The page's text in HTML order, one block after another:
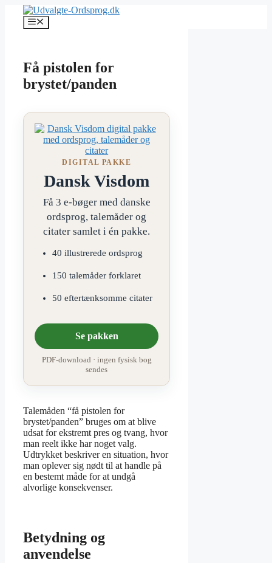
indhold
Menu
Få pistolen for
brystet/panden
DIGITAL PAKKE
Dansk Visdom
Få 3 e-bøger med danske
ordsprog, talemåder og
citater samlet i én pakke.
40 illustrerede ordsprog
150 talemåder forklaret
50 eftertænksomme citater
Se pakken
PDF-download · ingen fysisk bog
sendes
Talemåden “få pistolen for
brystet/panden” bruges om at blive
udsat for ekstremt pres og tvang, hvor
man reelt ikke har noget valg.
Udtrykket beskriver en situation, hvor
man oplever sig nødt til at handle på
en bestemt måde for at undgå
alvorlige konsekvenser.
Betydning og
anvendelse